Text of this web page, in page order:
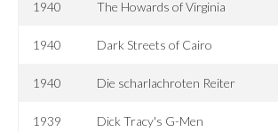
1940 The Howards of Virginia
1940 Dark Streets of Cairo
1940 Die scharlachroten Reiter
1939 Dick Tracy's G-Men